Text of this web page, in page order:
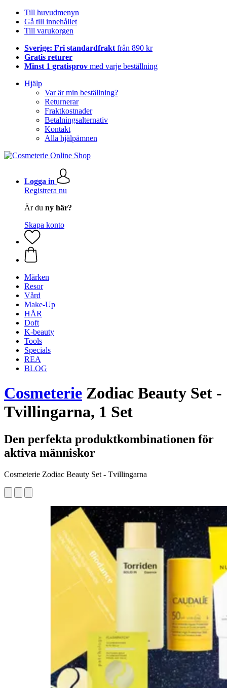
Till huvudmenyn
Gå till innehållet
Till varukorgen
Sverige: Fri standardfrakt från 890 kr
Gratis returer
Minst 1 gratisprov med varje beställning
Hjälp
Var är min beställning?
Returnerar
Fraktkostnader
Betalningsalternativ
Kontakt
Alla hjälpämnen
Logga in
Registrera nu
Är du ny här?
Skapa konto
Märken
Resor
Vård
Make-Up
HÅR
Doft
K-beauty
Tools
Specials
REA
BLOG
Cosmeterie Zodiac Beauty Set -
Tvillingarna, 1 Set
Den perfekta produktkombinationen för
aktiva människor
Cosmeterie Zodiac Beauty Set - Tvillingarna